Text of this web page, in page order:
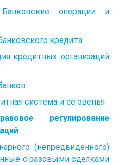
операции и
кредита
кредитных организаций
система и её звенья
регулирование
(непредвиденного)
с разовыми сделками